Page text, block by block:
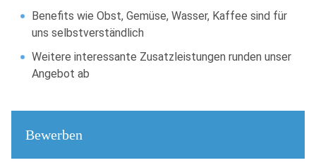
Benefits wie Obst, Gemüse, Wasser, Kaffee sind für
uns selbstverständlich
Weitere interessante Zusatzleistungen runden unser
Angebot ab
Bewerben